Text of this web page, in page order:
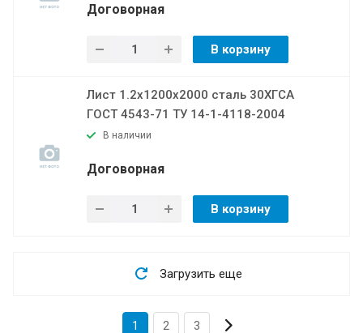
Договорная
В корзину
Лист 1.2х1200х2000 сталь 30ХГСА
ГОСТ 4543-71 ТУ 14-1-4118-2004
В наличии
Договорная
В корзину
Загрузить еще
1 2 3